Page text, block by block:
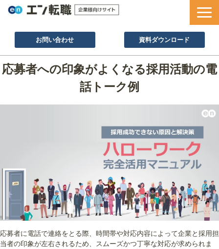
お問い合わせ 資料ダウンロード
サービス一覧
採用ノウハウ
お役立ち資料
応募者への印象がよくなる採用活動の電
話トーク例
応募者に電話で連絡をとる際、時間帯や対応内容によって企業と採用担
当者の印象が左右されるため、スムーズかつ丁寧な対応が求められま